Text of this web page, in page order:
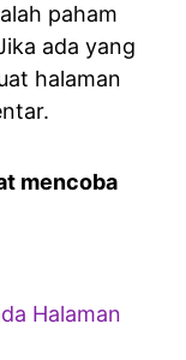
paham
ada yang
halaman
mencoba
Halaman